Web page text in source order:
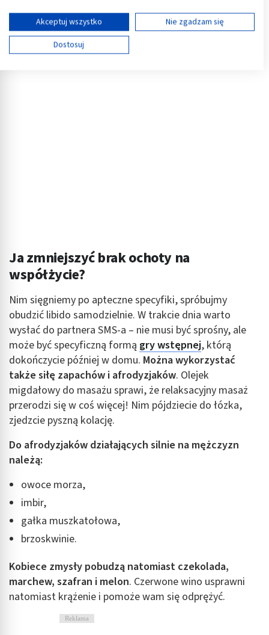
spróbować zmienić miejsce czy porę dnia. Panie mogą
zainwestować również w seksowną bieliznę.
Ja zmniejszyć brak ochoty na
współżycie?
Nim sięgniemy po apteczne specyfiki, spróbujmy
obudzić libido samodzielnie. W trakcie dnia warto
wysłać do partnera SMS-a – nie musi być sprośny, ale
może być specyficzną formą gry wstępnej, którą
dokończycie później w domu. Można wykorzystać
także siłę zapachów i afrodyzjaków. Olejek
migdałowy do masażu sprawi, że relaksacyjny masaż
przerodzi się w coś więcej! Nim pójdziecie do łózka,
zjedzcie pyszną kolację.
Do afrodyzjaków działających silnie na mężczyzn
należą:
owoce morza,
imbir,
gałka muszkatołowa,
brzoskwinie.
Kobiece zmysły pobudzą natomiast czekolada,
marchew, szafran i melon. Czerwone wino usprawni
natomiast krążenie i pomoże wam się odprężyć.
Reklama
Wyświetl listę partnerów (11 dostawców IAB)
Używamy Twoich danych w następujących celach:
Cele przetwarzania IAB:
Pomiar efektywności reklam
Pomiar efektywności treści
Rozumienie odbiorców dzięki statystyce lub
kombinacji danych z różnych źródeł
Rozwój i ulepszanie usług
Wykorzystywanie ograniczonych danych do
wyboru treści
Funkcje specjalne IAB:
Użycie dokładnych danych geolokalizacyjnych
Identyfikowanie urządzeń na podstawie
aktywnie żądanych informacji
Cele przetwarzania inne niż IAB:
Niezbędne
Wydajność (Performance)
Akceptuj wszystko
Nie zgadzam się
Dostosuj